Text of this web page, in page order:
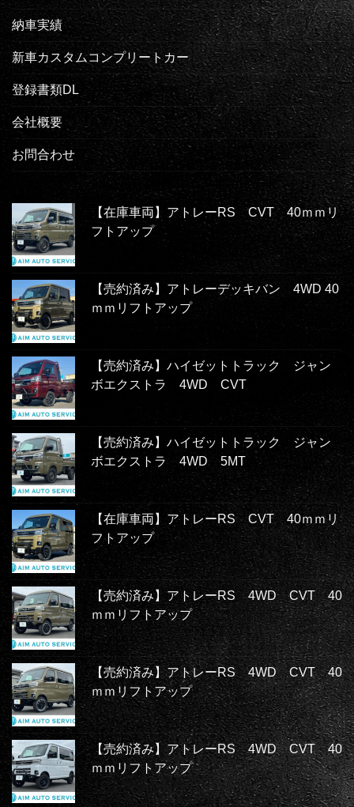
納車実績
新車カスタムコンプリートカー
登録書類DL
会社概要
お問合わせ
【在庫車両】アトレーRS CVT 40ｍｍリ
フトアップ
【売約済み】アトレーデッキバン 4WD 40
ｍｍリフトアップ
【売約済み】ハイゼットトラック ジャン
ボエクストラ 4WD CVT
【売約済み】ハイゼットトラック ジャン
ボエクストラ 4WD 5MT
【在庫車両】アトレーRS CVT 40ｍｍリ
フトアップ
【売約済み】アトレーRS 4WD CVT 40
ｍｍリフトアップ
【売約済み】アトレーRS 4WD CVT 40
ｍｍリフトアップ
【売約済み】アトレーRS 4WD CVT 40
ｍｍリフトアップ